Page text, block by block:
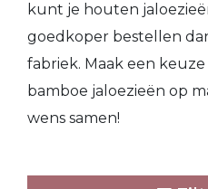
kunt je houten
goedkoper bestellen
fabriek. Maak een
bamboe jaloezieën op
wens samen!